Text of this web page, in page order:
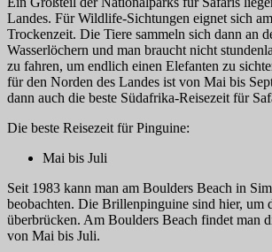
Landes. Für Wildlife-Sichtungen eignet sich
Trockenzeit. Die Tiere sammeln sich dann an
Wasserlöchern und man braucht nicht
zu fahren, um endlich einen Elefanten zu
für den Norden des Landes ist von Mai bis
dann auch die beste Südafrika-Reisezeit für
Die beste Reisezeit für Pinguine:
Mai bis Juli
Seit 1983 kann man am Boulders Beach in
beobachten. Die Brillenpinguine sind hier, um
überbrücken. Am Boulders Beach findet man
von Mai bis Juli.